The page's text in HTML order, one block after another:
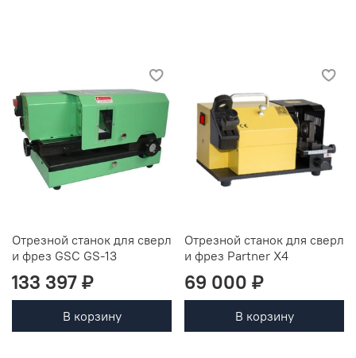
Отрезной станок для сверл
и фрез GSC GS-13
133 397 ₽
В корзину
Отрезной станок для сверл
и фрез Partner X4
69 000 ₽
В корзину